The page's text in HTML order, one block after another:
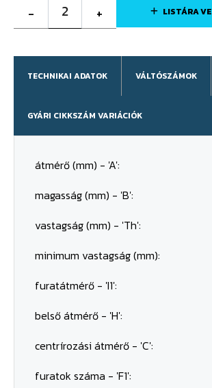
- 2 + LISTÁRA
TECHNIKAI ADATOK VÁLTÓSZÁMOK
GYÁRI CIKKSZÁM VARIÁCIÓK
átmérő (mm) - 'A':
magasság (mm) - 'B':
vastagság (mm) - 'Th':
minimum vastagság (mm):
furatátmérő - 'I1':
belső átmérő - 'H':
centrírozási átmérő - 'C':
furatok száma - 'F1':